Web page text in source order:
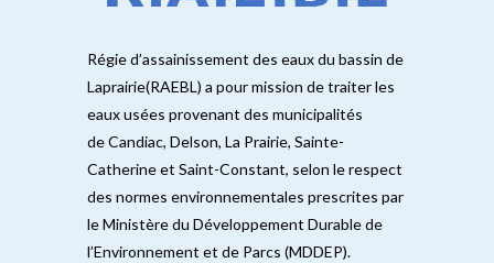
Régie d’assainissement des eaux du bassin de
Laprairie(RAEBL) a pour mission de traiter les
eaux usées provenant des municipalités
de Candiac, Delson, La Prairie, Sainte-
Catherine et Saint-Constant, selon le respect
des normes environnementales prescrites par
le Ministère du Développement Durable de
l’Environnement et de Parcs (MDDEP).